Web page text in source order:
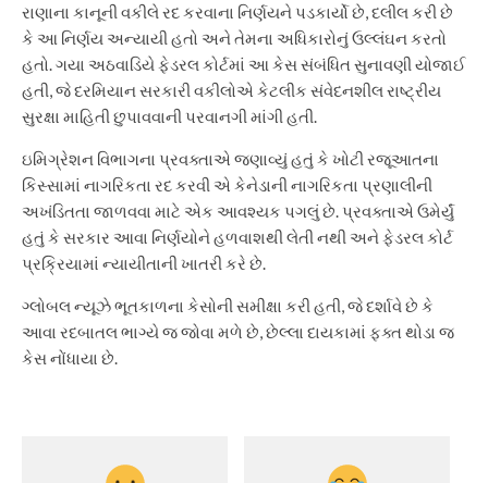
રાણાના કાનૂની વકીલે રદ કરવાના નિર્ણયને પડકાર્યો છે, દલીલ કરી છે
કે આ નિર્ણય અન્યાયી હતો અને તેમના અધિકારોનું ઉલ્લંઘન કરતો
હતો. ગયા અઠવાડિયે ફેડરલ કોર્ટમાં આ કેસ સંબંધિત સુનાવણી યોજાઈ
હતી, જે દરમિયાન સરકારી વકીલોએ કેટલીક સંવેદનશીલ રાષ્ટ્રીય
સુરક્ષા માહિતી છુપાવવાની પરવાનગી માંગી હતી.
ઇમિગ્રેશન વિભાગના પ્રવક્તાએ જણાવ્યું હતું કે ખોટી રજૂઆતના
કિસ્સામાં નાગરિકતા રદ કરવી એ કેનેડાની નાગરિકતા પ્રણાલીની
અખંડિતતા જાળવવા માટે એક આવશ્યક પગલું છે. પ્રવક્તાએ ઉમેર્યું
હતું કે સરકાર આવા નિર્ણયોને હળવાશથી લેતી નથી અને ફેડરલ કોર્ટ
પ્રક્રિયામાં ન્યાયીતાની ખાતરી કરે છે.
ગ્લોબલ ન્યૂઝે ભૂતકાળના કેસોની સમીક્ષા કરી હતી, જે દર્શાવે છે કે
આવા રદબાતલ ભાગ્યે જ જોવા મળે છે, છેલ્લા દાયકામાં ફક્ત થોડા જ
કેસ નોંધાયા છે.